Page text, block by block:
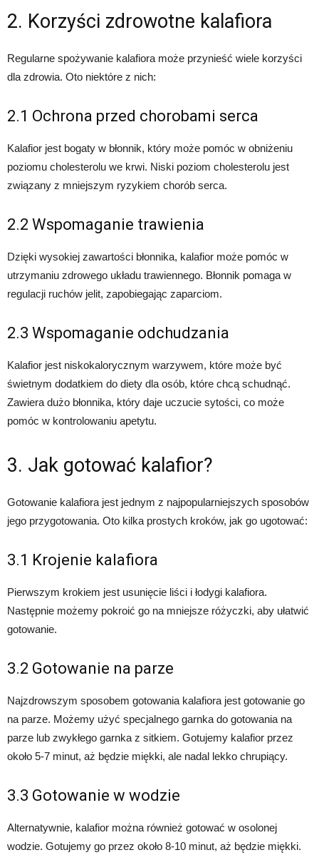
2. Korzyści zdrowotne kalafiora
Regularne spożywanie kalafiora może przynieść wiele korzyści
dla zdrowia. Oto niektóre z nich:
2.1 Ochrona przed chorobami serca
Kalafior jest bogaty w błonnik, który może pomóc w obniżeniu
poziomu cholesterolu we krwi. Niski poziom cholesterolu jest
związany z mniejszym ryzykiem chorób serca.
2.2 Wspomaganie trawienia
Dzięki wysokiej zawartości błonnika, kalafior może pomóc w
utrzymaniu zdrowego układu trawiennego. Błonnik pomaga w
regulacji ruchów jelit, zapobiegając zaparciom.
2.3 Wspomaganie odchudzania
Kalafior jest niskokalorycznym warzywem, które może być
świetnym dodatkiem do diety dla osób, które chcą schudnąć.
Zawiera dużo błonnika, który daje uczucie sytości, co może
pomóc w kontrolowaniu apetytu.
3. Jak gotować kalafior?
Gotowanie kalafiora jest jednym z najpopularniejszych sposobów
jego przygotowania. Oto kilka prostych kroków, jak go ugotować:
3.1 Krojenie kalafiora
Pierwszym krokiem jest usunięcie liści i łodygi kalafiora.
Następnie możemy pokroić go na mniejsze różyczki, aby ułatwić
gotowanie.
3.2 Gotowanie na parze
Najzdrowszym sposobem gotowania kalafiora jest gotowanie go
na parze. Możemy użyć specjalnego garnka do gotowania na
parze lub zwykłego garnka z sitkiem. Gotujemy kalafior przez
około 5-7 minut, aż będzie miękki, ale nadal lekko chrupiący.
3.3 Gotowanie w wodzie
Alternatywnie, kalafior można również gotować w osolonej
wodzie. Gotujemy go przez około 8-10 minut, aż będzie miękki.